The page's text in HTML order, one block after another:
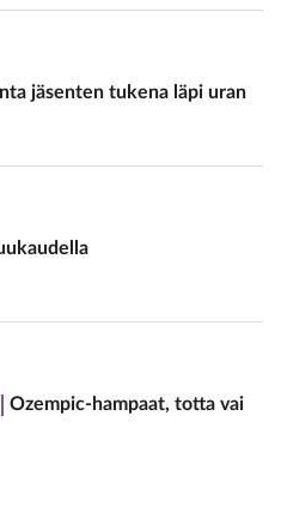
jäsenten tukena läpi uran
Ozempic-hampaat, totta vai